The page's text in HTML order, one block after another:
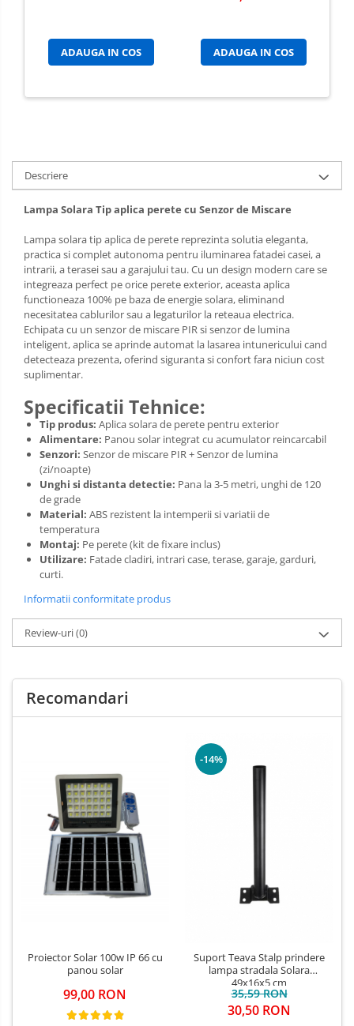
ADAUGA IN COS ADAUGA IN COS
Descriere
Lampa Solara Tip aplica perete cu Senzor de Miscare
Lampa solara tip aplica de perete reprezinta solutia eleganta,
practica si complet autonoma pentru iluminarea fatadei casei, a
intrarii, a terasei sau a garajului tau. Cu un design modern care se
integreaza perfect pe orice perete exterior, aceasta aplica
functioneaza 100% pe baza de energie solara, eliminand
necesitatea cablurilor sau a legaturilor la reteaua electrica.
Echipata cu un senzor de miscare PIR si senzor de lumina
inteligent, aplica se aprinde automat la lasarea intunericului cand
detecteaza prezenta, oferind siguranta si confort fara niciun cost
suplimentar.
Specificatii Tehnice:
Tip produs: Aplica solara de perete pentru exterior
Alimentare: Panou solar integrat cu acumulator reincarcabil
Senzori: Senzor de miscare PIR + Senzor de lumina
(zi/noapte)
Unghi si distanta detectie: Pana la 3-5 metri, unghi de 120
de grade
Material: ABS rezistent la intemperii si variatii de
temperatura
Montaj: Pe perete (kit de fixare inclus)
Utilizare: Fatade cladiri, intrari case, terase, garaje, garduri,
curti.
Informatii conformitate produs
Review-uri(0)
Recomandari
Proiector Solar 100w IP 66 cu
panou solar
99,00 RON
-14%
Suport Teava Stalp prindere
lampa stradala Solara
49x16x5 cm
35,59 RON
30,50 RON